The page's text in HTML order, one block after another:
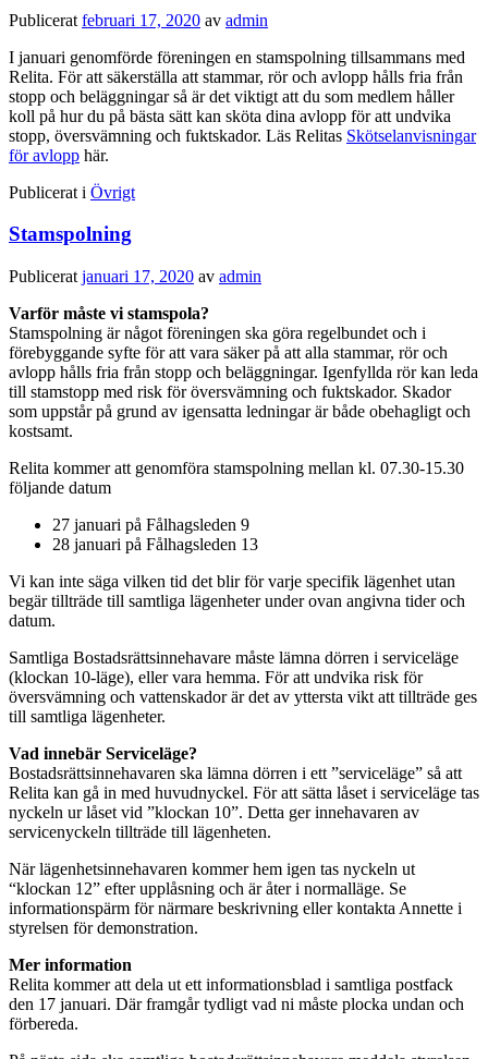
Publicerat februari 17, 2020 av admin
I januari genomförde föreningen en stamspolning tillsammans med
Relita. För att säkerställa att stammar, rör och avlopp hålls fria från
stopp och beläggningar så är det viktigt att du som medlem håller
koll på hur du på bästa sätt kan sköta dina avlopp för att undvika
stopp, översvämning och fuktskador. Läs Relitas Skötselanvisningar
för avlopp här.
Publicerat i Övrigt
Stamspolning
Publicerat januari 17, 2020 av admin
Varför måste vi stamspola?
Stamspolning är något föreningen ska göra regelbundet och i
förebyggande syfte för att vara säker på att alla stammar, rör och
avlopp hålls fria från stopp och beläggningar. Igenfyllda rör kan leda
till stamstopp med risk för översvämning och fuktskador. Skador
som uppstår på grund av igensatta ledningar är både obehagligt och
kostsamt.
Relita kommer att genomföra stamspolning mellan kl. 07.30-15.30
följande datum
27 januari på Fålhagsleden 9
28 januari på Fålhagsleden 13
Vi kan inte säga vilken tid det blir för varje specifik lägenhet utan
begär tillträde till samtliga lägenheter under ovan angivna tider och
datum.
Samtliga Bostadsrättsinnehavare måste lämna dörren i serviceläge
(klockan 10-läge), eller vara hemma. För att undvika risk för
översvämning och vattenskador är det av yttersta vikt att tillträde ges
till samtliga lägenheter.
Vad innebär Serviceläge?
Bostadsrättsinnehavaren ska lämna dörren i ett ”serviceläge” så att
Relita kan gå in med huvudnyckel. För att sätta låset i serviceläge tas
nyckeln ur låset vid ”klockan 10”. Detta ger innehavaren av
servicenyckeln tillträde till lägenheten.
När lägenhetsinnehavaren kommer hem igen tas nyckeln ut
“klockan 12” efter upplåsning och är åter i normalläge. Se
informationspärm för närmare beskrivning eller kontakta Annette i
styrelsen för demonstration.
Mer information
Relita kommer att dela ut ett informationsblad i samtliga postfack
den 17 januari. Där framgår tydligt vad ni måste plocka undan och
förbereda.